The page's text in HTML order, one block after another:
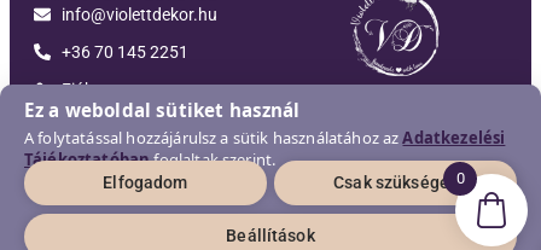
0
info@violettdekor.hu
+36 70 145 2251
Fiókom
Violett-Dekor
Developed and supported by New Generation Web
2026 © Violett-Dekor | Minden jog fenntartva!
Ez a weboldal sütiket használ
A folytatással hozzájárulsz a sütik használatához azAdatkezelési
Tájékoztatóbanfoglaltak szerint.
Elfogadom Csak szükséges
Beállítások